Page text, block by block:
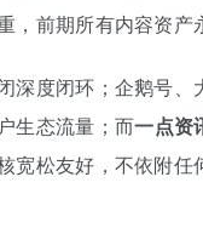
前期所有内容资产
度闭环；企鹅号
生态流量；而一点资
松友好，不依附